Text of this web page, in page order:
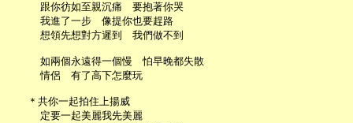
     跟你彷如至親沉痛　要抱著你哭
     我進了一步　像提你也要趕路
     想領先想對方遲到　我們做不到
     如兩個永遠得一個慢　怕早晚都失散
     情侶　有了高下怎麼玩
   ＊共你一起拍住上揚威
     定要一起美麗我先美麗